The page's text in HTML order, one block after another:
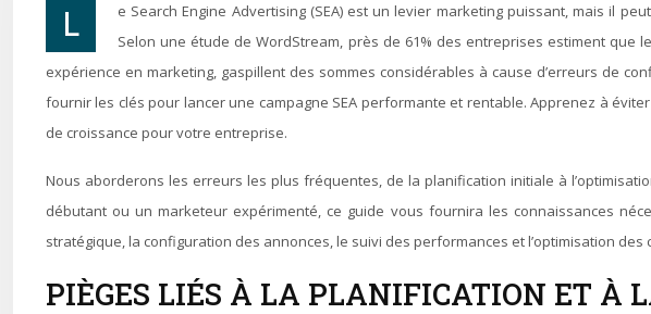
Le Search Engine Advertising (SEA) est un levier marketing puissant, mais il peut rapidement se transformer en un véritable gouffre financier si vous ne prenez pas les précautions nécessaires.
Selon une étude de WordStream, près de 61% des entreprises estiment que
expérience en marketing, gaspillent des sommes considérables à cause d’erreurs de
fournir les clés pour lancer une campagne SEA performante et rentable. Apprenez à
de croissance pour votre entreprise.
Nous aborderons les erreurs les plus fréquentes, de la planification initiale à
débutant ou un marketeur expérimenté, ce guide vous fournira les connaissances
stratégique, la configuration des annonces, le suivi des performances et l’optimisation des
PIÈGES LIÉS À LA PLANIFICATION ET À